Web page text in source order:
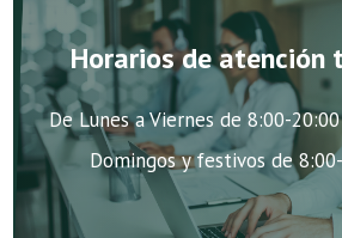
Horarios de atención
De Lunes a Viernes de 8:00-
Domingos y festivos de